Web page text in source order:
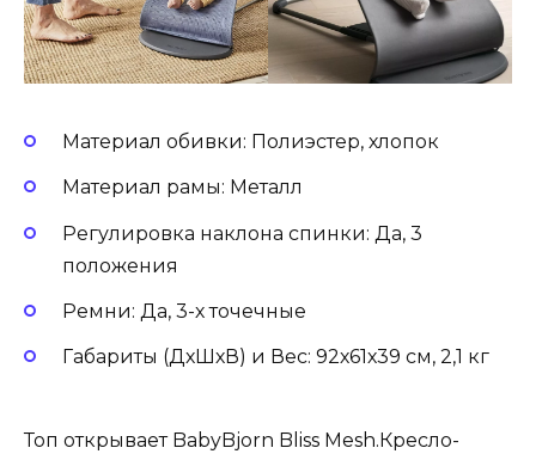
Материал обивки: Полиэстер, хлопок
Материал рамы: Металл
Регулировка наклона спинки: Да, 3
положения
Ремни: Да, 3-х точечные
Габариты (ДхШхВ) и Вес: 92х61х39 см, 2,1 кг
Топ открывает BabyBjorn Bliss Mesh.Кресло-